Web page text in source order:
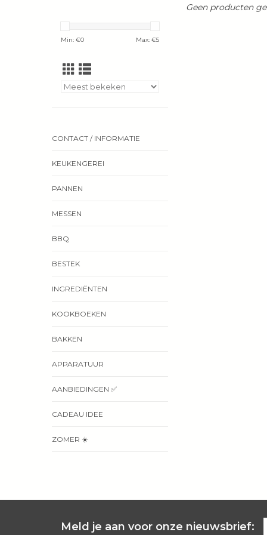
Min: €0 Max: €5
CONTACT / INFORMATIE
KEUKENGEREI
PANNEN
MESSEN
BBQ
BESTEK
INGREDIËNTEN
KOOKBOEKEN
BAKKEN
APPARATUUR
AANBIEDINGEN ✅
CADEAU IDEE
ZOMER ☀️
Geen producten
Meld je aan voor onze nieuwsbrief: